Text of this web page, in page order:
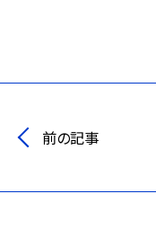
前の記事